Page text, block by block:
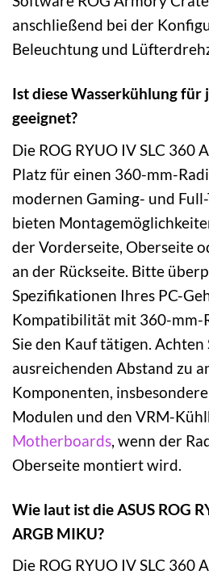
anschließend bei der
Beleuchtung und
Ist diese Wasserkühlung für
geeignet?
Die ROG RYUO IV SLC 360
Platz für einen 360-mm-
modernen Gaming- und
bieten
der Vorderseite, Oberseite
an der Rückseite. Bitte
Spezifikationen Ihres PC-
Kompatibilität mit 360-mm-
Sie den Kauf tätigen. Achten
ausreichenden Abstand zu
Komponenten,
Modulen und den VRM-
Motherboards, wenn der
Oberseite montiert wird.
Wie laut ist die ASUS ROG
ARGB MIKU?
Die ROG RYUO IV SLC 360